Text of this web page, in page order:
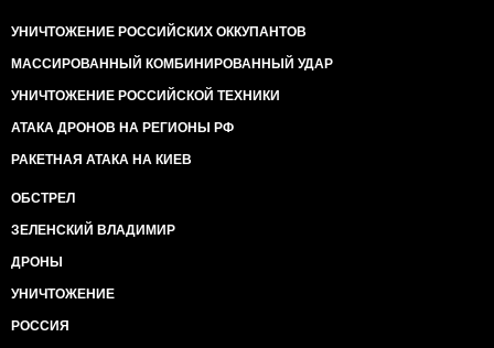
УНИЧТОЖЕНИЕ РОССИЙСКИХ ОККУПАНТОВ
МАССИРОВАННЫЙ КОМБИНИРОВАННЫЙ УДАР
УНИЧТОЖЕНИЕ РОССИЙСКОЙ ТЕХНИКИ
АТАКА ДРОНОВ НА РЕГИОНЫ РФ
РАКЕТНАЯ АТАКА НА КИЕВ
ОБСТРЕЛ
ЗЕЛЕНСКИЙ ВЛАДИМИР
ДРОНЫ
УНИЧТОЖЕНИЕ
РОССИЯ